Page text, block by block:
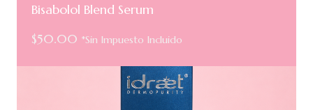
Bisabolol Blend Serum
$50.00 *Sin Impuesto Incluido